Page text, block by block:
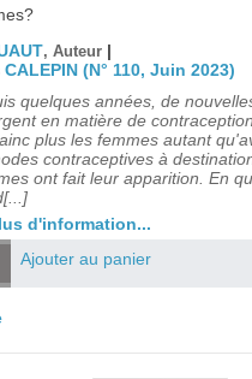
, Auteur |
CALEPIN (N° 110, Juin 2023)
quelques années, de
en matière de
plus les femmes autant
contraceptives à
ont fait leur apparition. En
d'information...
Ajouter au panier